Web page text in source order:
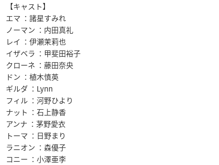
【キャスト】
エマ ：諸星すみれ
ノーマン ：内田真礼
レイ ：伊瀬茉莉也
イザベラ ：甲斐田裕子
クローネ ：藤田奈央
ドン ：植木慎英
ギルダ ：Lynn
フィル ：河野ひより
ナット ：石上静香
アンナ ：茅野愛衣
トーマ ：日野まり
ラニオン ：森優子
コニー ：小澤亜李